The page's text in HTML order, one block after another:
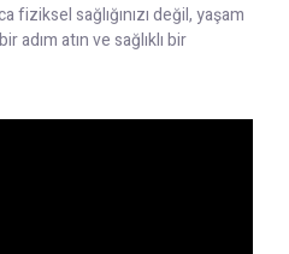
fiziksel sağlığınızı değil, yaşam
adım atın ve sağlıklı bir